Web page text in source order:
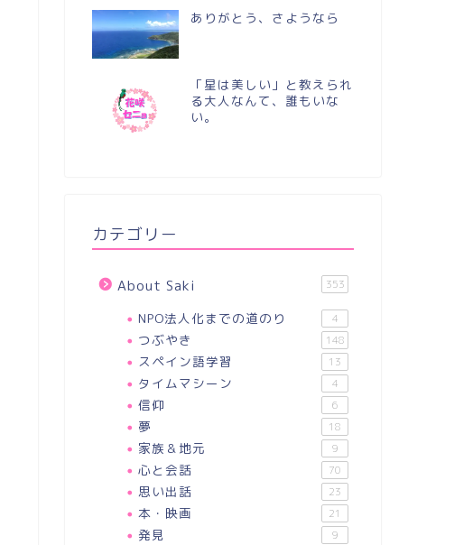
ありがとう、さようなら
「星は美しい」と教えられ
る大人なんて、誰もいな
い。
カテゴリー
About Saki 353
NPO法人化までの道のり 4
つぶやき 148
スペイン語学習 13
タイムマシーン 4
信仰 6
夢 18
家族＆地元 9
心と会話 70
思い出話 23
本・映画 21
発見 9